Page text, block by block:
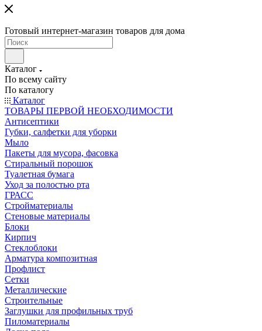
Готовый интернет-магазин товаров для дома
Каталог
По всему сайту
По каталогу
Каталог
ТОВАРЫ ПЕРВОЙ НЕОБХОДИМОСТИ
Антисептики
Губки, салфетки для уборки
Мыло
Пакеты для мусора, фасовка
Стиральный порошок
Туалетная бумага
Уход за полостью рта
ГРАСС
Стройматериалы
Стеновые материалы
Блоки
Кирпич
Стеклоблоки
Арматура композитная
Профлист
Сетки
Металлические
Строительные
Заглушки для профильных труб
Пиломатериалы